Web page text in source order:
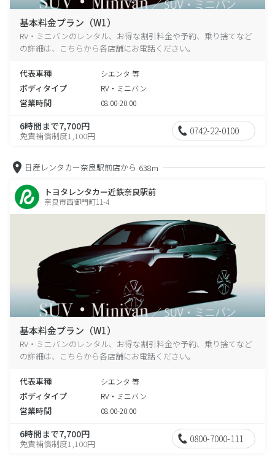
基本料金プラン（W1）
RV・ミニバンのレンタル、お得な割引料金や予約、乗り捨てなど
の詳細は、こちらから各店舗にお電話ください。
代表車種 シエンタ 等
ボディタイプ RV・ミニバン
営業時間 08:00-20:00
6時間まで7,700円
免責補償制度1,100円 0742-22-0100
日産レンタカー奈良駅前店から 638m
トヨタレンタカー近鉄奈良駅前
奈良市西御門町11-4
基本料金プラン（W1）
RV・ミニバンのレンタル、お得な割引料金や予約、乗り捨てなど
の詳細は、こちらから各店舗にお電話ください。
代表車種 シエンタ 等
ボディタイプ RV・ミニバン
営業時間 08:00-20:00
6時間まで7,700円
免責補償制度1,100円 0800-7000-111